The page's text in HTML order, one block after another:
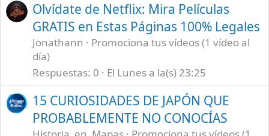
Olvídate de Netflix: Mira Películas
GRATIS en Estas Páginas 100% Legales
Jonathann
Promociona tus vídeos (1 vídeo al
día)
Respuestas 0 El Lunes a la(s) 23:25
15 CURIOSIDADES DE JAPÓN QUE
PROBABLEMENTE NO CONOCÍAS